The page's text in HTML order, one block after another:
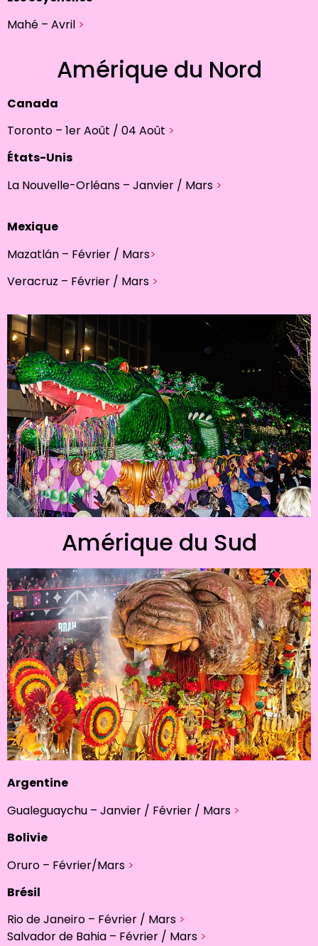
Mahé – Avril >
Amérique du Nord
Canada
Toronto – 1er Août / 04 Août >
États-Unis
La Nouvelle-Orléans – Janvier / Mars >
Mexique
Mazatlán – Février / Mars>
Veracruz – Février / Mars >
Amérique du Sud
Argentine
Gualeguaychu – Janvier / Février / Mars >
Bolivie
Oruro – Février/Mars >
Brésil
Rio de Janeiro – Février / Mars >
Salvador de Bahia – Février / Mars >